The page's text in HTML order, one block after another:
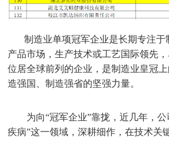
制造业单项冠军企业是长期专注于
产品市场，生产技术或工艺国际领先
位居全球前列的企业，是制造业皇冠
造强国、制造强省的坚强力量。
为向“冠军企业”靠拢，近几年，
疾病”这一领域，深耕细作，在技术关